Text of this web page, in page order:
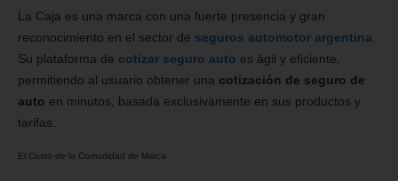
La Caja es una marca con una fuerte presencia y gran
reconocimiento en el sector de seguros automotor argentina
Su plataforma de cotizar seguro auto es ágil y eficiente,
permitiendo al usuario obtener una cotización de seguro de
auto en minutos, basada exclusivamente en sus productos y
tarifas.
El Costo de la Comodidad de Marca